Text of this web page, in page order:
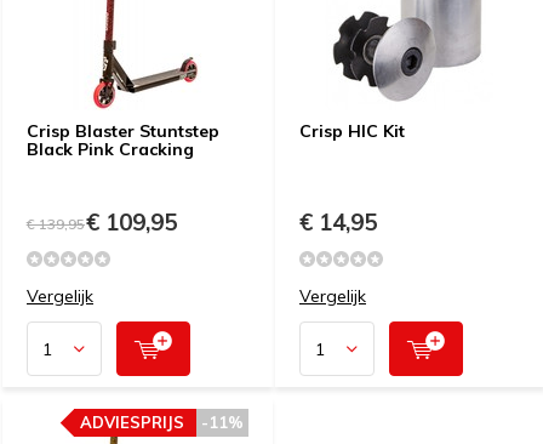
Crisp Blaster Stuntstep
Black Pink Cracking
€ 139,95€ 109,95
Vergelijk
Crisp HIC Kit
€ 14,95
Vergelijk
-11%
ADVIESPRIJS